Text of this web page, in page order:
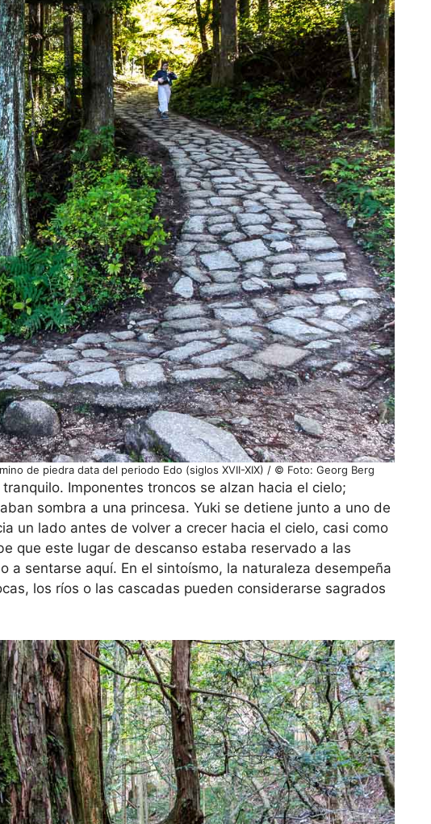
de piedra data del periodo Edo (siglos XVII-XIX) / © Foto: Georg Berg
Imponentes troncos se alzan hacia el cielo;
sombra a una princesa. Yuki se detiene junto a uno de
un lado antes de volver a crecer hacia el cielo, casi como
que este lugar de descanso estaba reservado a las
sentarse aquí. En el sintoísmo, la naturaleza desempeña
los ríos o las cascadas pueden considerarse sagrados